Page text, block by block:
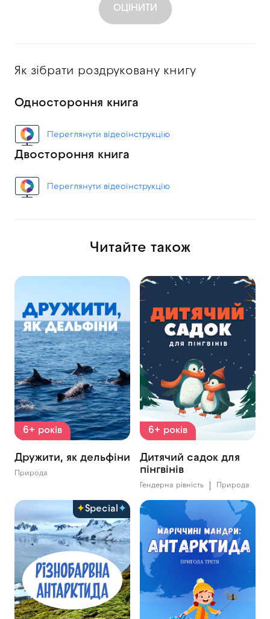
ОЦІНИТИ
Як зібрати роздруковану книгу
Одностороння книга
Переглянути відеоінструкцію
Двостороння книга
Переглянути відеоінструкцію
Читайте також
6+ років
Дружити, як дельфіни
Природа
6+ років
Дитячий садок для
пінгвінів
Гендерна рівність Природа
Special